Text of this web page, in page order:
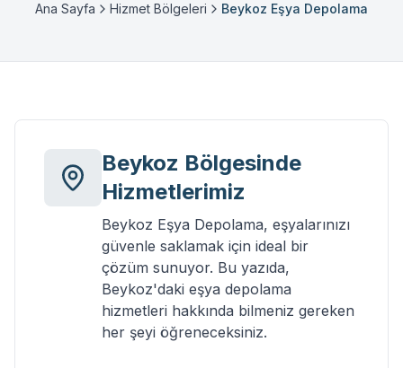
Ana Sayfa Hizmet Bölgeleri Beykoz Eşya Depolama
Beykoz Bölgesinde
Hizmetlerimiz
Beykoz Eşya Depolama, eşyalarınızı
güvenle saklamak için ideal bir
çözüm sunuyor. Bu yazıda,
Beykoz'daki eşya depolama
hizmetleri hakkında bilmeniz gereken
her şeyi öğreneceksiniz.